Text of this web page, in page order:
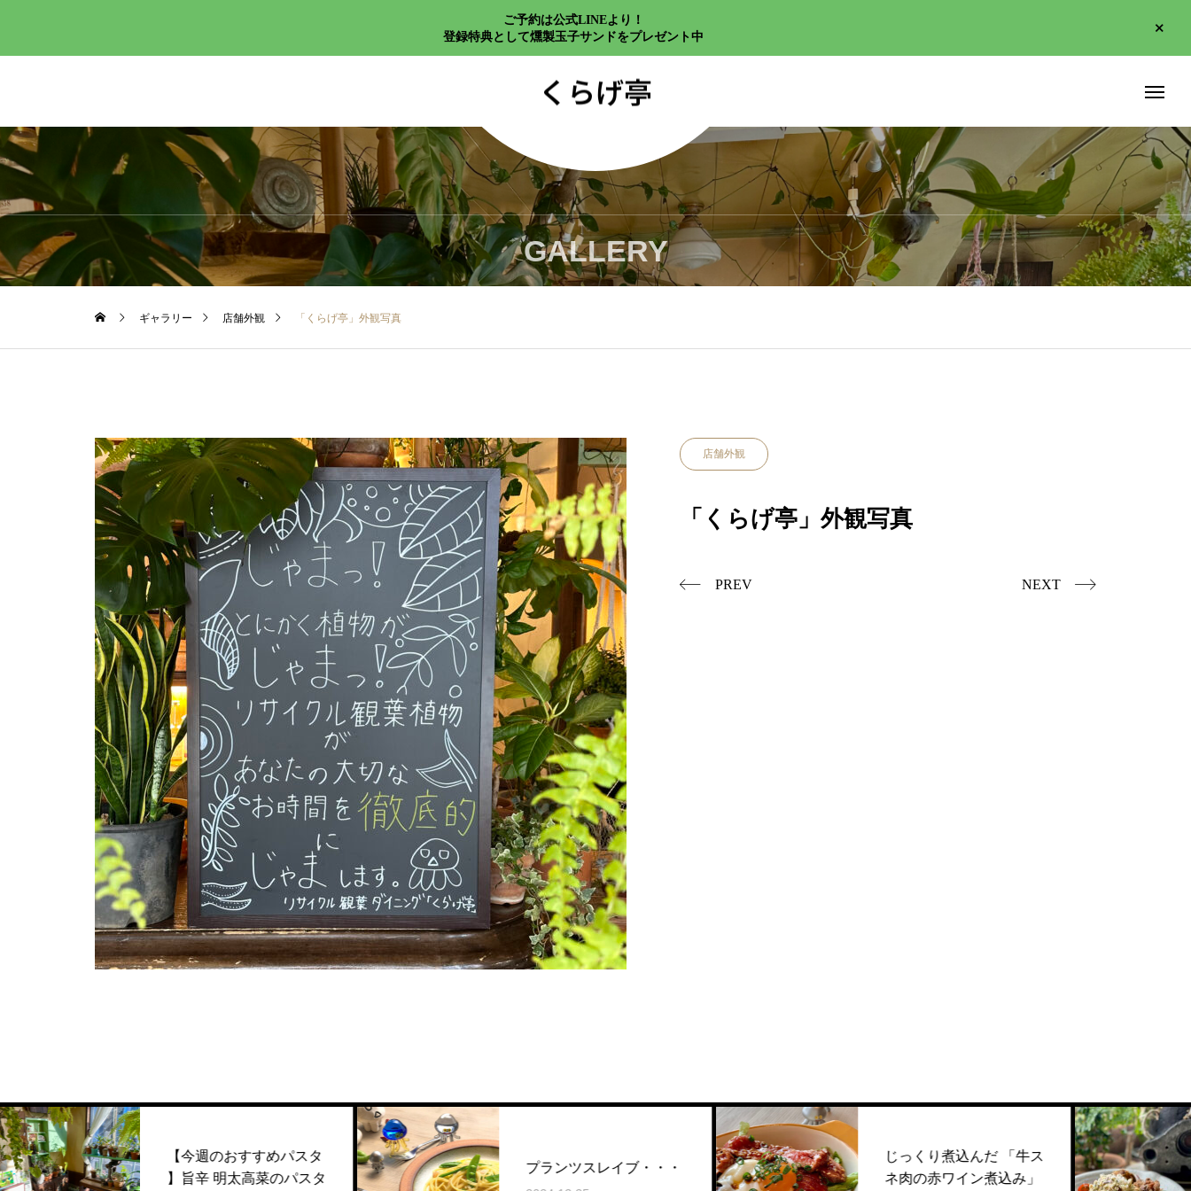
ご予約は公式LINEより！
登録特典として燻製玉子サンドをプレゼント中
くらげ亭
GALLERY
ギャラリー 店舗外観 「くらげ亭」外観写真
店舗外観
「くらげ亭」外観写真
PREV NEXT
【今週のおすすめパスタ
】旨辛 明太高菜のパスタ
プランツスレイブ・・・
じっくり煮込んだ 「牛ス
ネ肉の赤ワイン煮込み」
【
GW